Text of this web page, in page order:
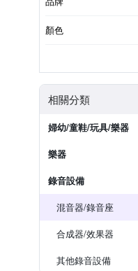
顏色
相關分類
婦幼/童鞋/玩具/樂器
樂器
錄音設備
混音器/錄音座
合成器/效果器
其他錄音設備
器瘋搶價限時9折